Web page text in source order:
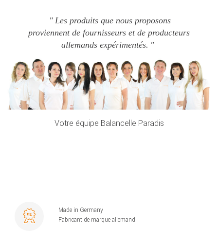
Les produits que nous proposons
proviennent de fournisseurs et de producteurs
allemands expérimentés.
Votre équipe Balancelle Paradis
Made in Germany
Fabricant de marque allemand